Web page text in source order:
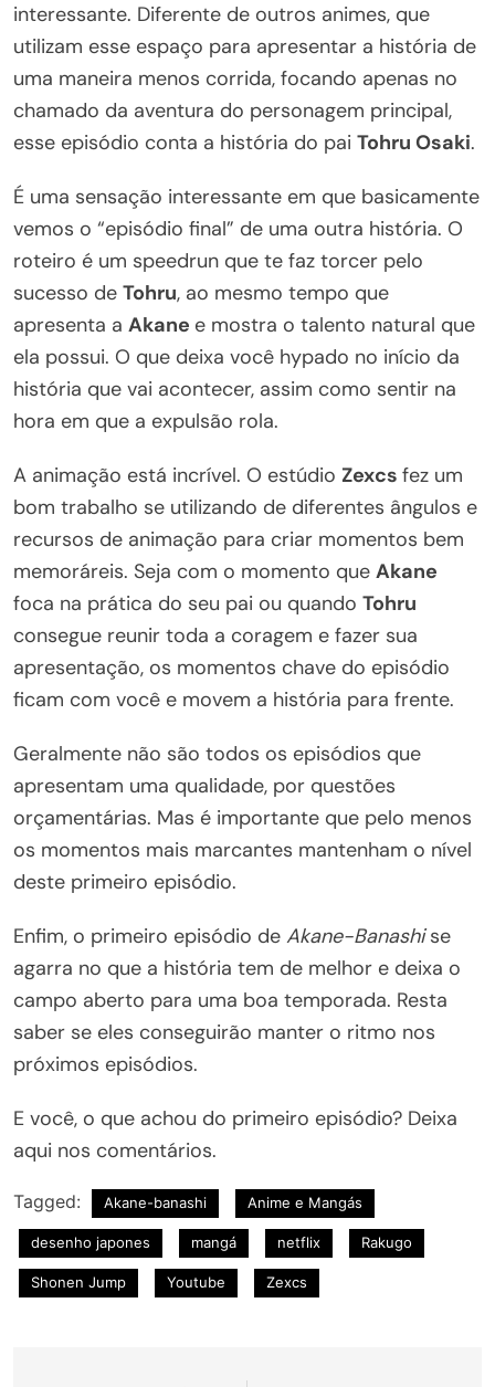
interessante. Diferente de outros animes, que
utilizam esse espaço para apresentar a história de
uma maneira menos corrida, focando apenas no
chamado da aventura do personagem principal,
esse episódio conta a história do pai Tohru Osaki.
É uma sensação interessante em que basicamente
vemos o “episódio final” de uma outra história. O
roteiro é um speedrun que te faz torcer pelo
sucesso de Tohru, ao mesmo tempo que
apresenta a Akane e mostra o talento natural que
ela possui. O que deixa você hypado no início da
história que vai acontecer, assim como sentir na
hora em que a expulsão rola.
A animação está incrível. O estúdio Zexcs fez um
bom trabalho se utilizando de diferentes ângulos e
recursos de animação para criar momentos bem
memoráreis. Seja com o momento que Akane
foca na prática do seu pai ou quando Tohru
consegue reunir toda a coragem e fazer sua
apresentação, os momentos chave do episódio
ficam com você e movem a história para frente.
Geralmente não são todos os episódios que
apresentam uma qualidade, por questões
orçamentárias. Mas é importante que pelo menos
os momentos mais marcantes mantenham o nível
deste primeiro episódio.
Enfim, o primeiro episódio de Akane-Banashise
agarra no que a história tem de melhor e deixa o
campo aberto para uma boa temporada. Resta
saber se eles conseguirão manter o ritmo nos
próximos episódios.
E você, o que achou do primeiro episódio? Deixa
aqui nos comentários.
Tagged: Akane-banashi Anime e Mangás
desenho japones mangá netflix Rakugo
Shonen Jump Youtube Zexcs